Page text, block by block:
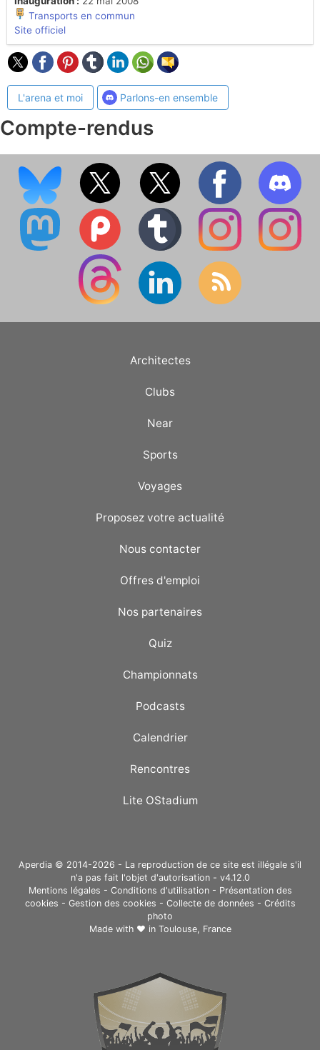
Transports en commun
Site officiel
L'arena et moi Parlons-en ensemble
Compte-rendus
Architectes
Clubs
Near
Sports
Voyages
Proposez votre actualité
Nous contacter
Offres d'emploi
Nos partenaires
Quiz
Championnats
Podcasts
Calendrier
Rencontres
Lite OStadium
Aperdia © 2014-2026 - La reproduction de ce site est illégale s'il
n'a pas fait l'objet d'autorisation - v4.12.0
Mentions légales - Conditions d'utilisation- Présentation des
cookies - Gestion des cookies - Collecte de données - Crédits
photo
Made with ❤ in Toulouse, France